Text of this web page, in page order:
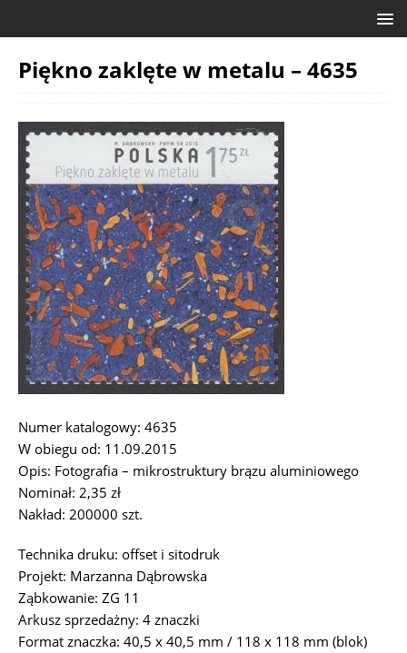
Piękno zaklęte w metalu – 4635
Numer katalogowy: 4635
W obiegu od: 11.09.2015
Opis: Fotografia – mikrostruktury brązu aluminiowego
Nominał: 2,35 zł
Nakład: 200000 szt.
Technika druku: offset i sitodruk
Projekt: Marzanna Dąbrowska
Ząbkowanie: ZG 11
Arkusz sprzedażny: 4 znaczki
Format znaczka: 40,5 x 40,5 mm / 118 x 118 mm (blok)